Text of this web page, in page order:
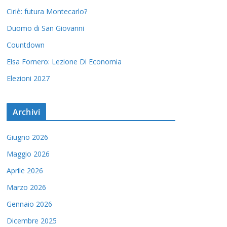
Ciriè: futura Montecarlo?
Duomo di San Giovanni
Countdown
Elsa Fornero: Lezione Di Economia
Elezioni 2027
Archivi
Giugno 2026
Maggio 2026
Aprile 2026
Marzo 2026
Gennaio 2026
Dicembre 2025